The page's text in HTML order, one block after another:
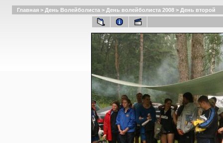
Главная > День Волейболиста > День волейболиста 2008 > День второй